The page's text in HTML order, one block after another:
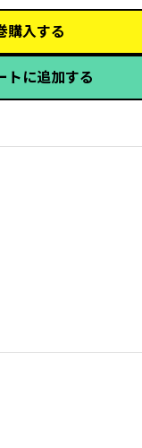
購入する
トに追加する